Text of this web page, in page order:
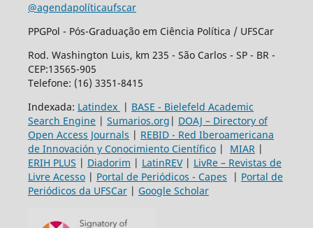
@agendapolíticaufscar
PPGPol - Pós-Graduação em Ciência Política / UFSCar
Rod. Washington Luis, km 235 - São Carlos - SP - BR -
CEP:13565-905
Telefone: (16) 3351-8415
Indexada: Latindex | BASE - Bielefeld Academic
Search Engine| Sumarios.org | DOAJ – Directory of
Open Access Journals | REBID - Red Iberoamericana
de Innovación y Conocimiento Científico| MIAR|
ERIH PLUS | Diadorim | LatinREV| LivRe – Revistas de
Livre Acesso| Portal de Periódicos - Capes | Portal de
Periódicos da UFSCar| Google Scholar